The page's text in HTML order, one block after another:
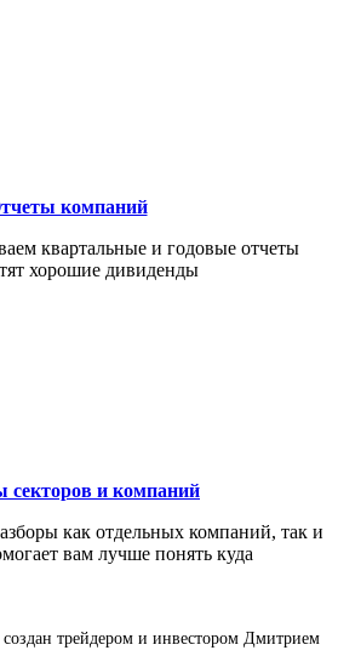
компаний
квартальные и годовые отчеты
хорошие дивиденды
секторов и компаний
как отдельных компаний, так и
вам лучше понять куда
трейдером и инвестором Дмитрием